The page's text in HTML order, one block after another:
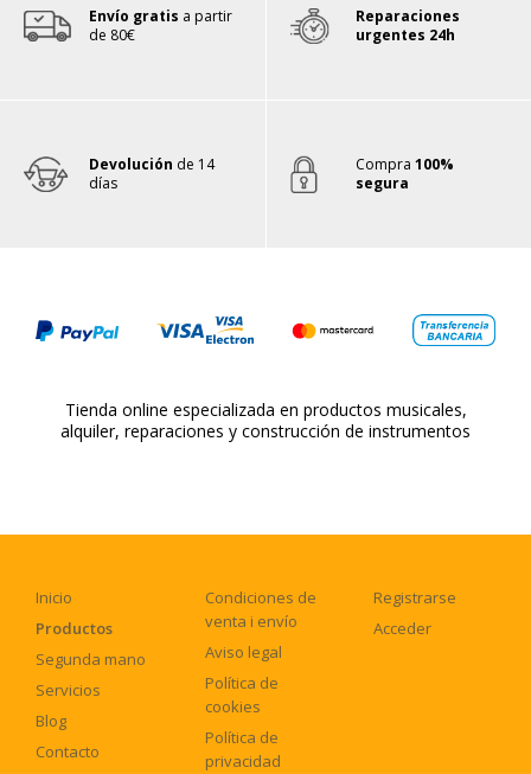
Envío gratis a partir
de 80€
Reparaciones
urgentes 24h
Devolución de 14
días
Compra 100%
segura
Tienda online especializada en productos musicales,
alquiler, reparaciones y construcción de instrumentos
Inicio
Productos
Segunda mano
Servicios
Blog
Contacto
Condiciones de
venta i envío
Aviso legal
Política de
cookies
Política de
privacidad
Registrarse
Acceder